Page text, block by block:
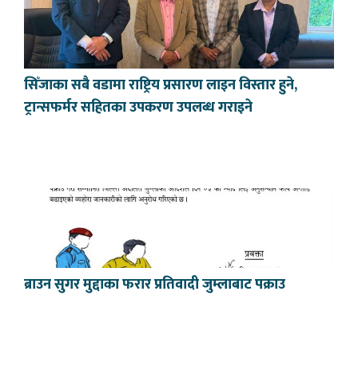
सिँजाका सबै वडामा राष्ट्रिय प्रसारण लाइन विस्तार हुने,
ट्रान्सफर्मर सहितका उपकरण उपलब्ध गराइने
ब्राउन सुगर मुद्दाका फरार प्रतिवादी जुम्लाबाट पक्राउ